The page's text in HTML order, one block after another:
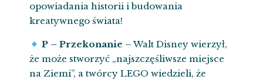
opowiadania historii i budowania
kreatywnego świata!
P – Przekonanie – Walt Disney wierzył,
że może stworzyć „najszczęśliwsze miejsce
na Ziemi”, a twórcy LEGO wiedzieli, że